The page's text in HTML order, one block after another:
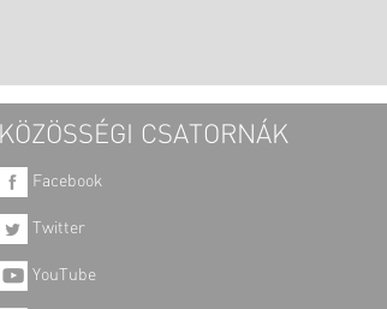
KÖZÖSSÉGI CSATORNÁK
Facebook
Twitter
YouTube